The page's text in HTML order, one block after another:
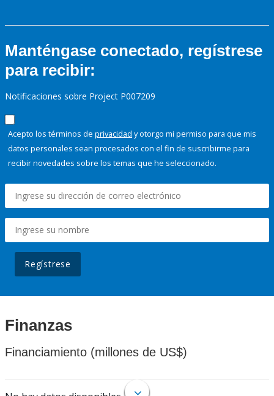
Manténgase conectado, regístrese
para recibir:
Notificaciones sobre Project P007209
Acepto los términos de privacidad y otorgo mi permiso para que mis
datos personales sean procesados con el fin de suscribirme para
recibir novedades sobre los temas que he seleccionado.
Regístrese
Finanzas
Financiamiento (millones de US$)